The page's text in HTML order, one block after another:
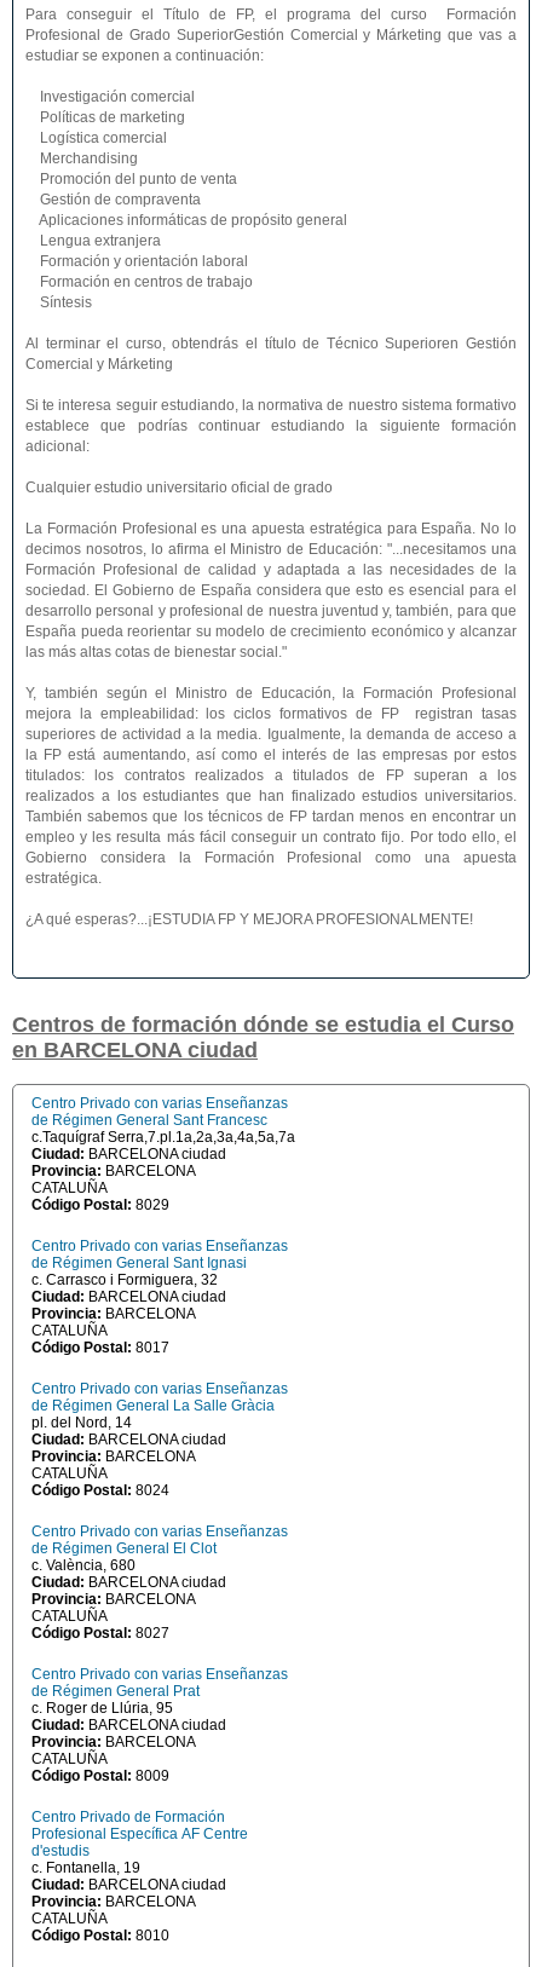
Para conseguir el Título de FP, el programa del curso Formación
Profesional de Grado SuperiorGestión Comercial y Márketing que vas a
estudiar se exponen a continuación:
Investigación comercial
Políticas de marketing
Logística comercial
Merchandising
Promoción del punto de venta
Gestión de compraventa
Aplicaciones informáticas de propósito general
Lengua extranjera
Formación y orientación laboral
Formación en centros de trabajo
Síntesis
Al terminar el curso, obtendrás el título de Técnico Superioren Gestión
Comercial y Márketing
Si te interesa seguir estudiando, la normativa de nuestro sistema formativo
establece que podrías continuar estudiando la siguiente formación
adicional:
Cualquier estudio universitario oficial de grado
La Formación Profesional es una apuesta estratégica para España. No lo
decimos nosotros, lo afirma el Ministro de Educación: "...necesitamos una
Formación Profesional de calidad y adaptada a las necesidades de la
sociedad. El Gobierno de España considera que esto es esencial para el
desarrollo personal y profesional de nuestra juventud y, también, para que
España pueda reorientar su modelo de crecimiento económico y alcanzar
las más altas cotas de bienestar social."
Y, también según el Ministro de Educación, la Formación Profesional
mejora la empleabilidad: los ciclos formativos de FP registran tasas
superiores de actividad a la media. Igualmente, la demanda de acceso a
la FP está aumentando, así como el interés de las empresas por estos
titulados: los contratos realizados a titulados de FP superan a los
realizados a los estudiantes que han finalizado estudios universitarios.
También sabemos que los técnicos de FP tardan menos en encontrar un
empleo y les resulta más fácil conseguir un contrato fijo. Por todo ello, el
Gobierno considera la Formación Profesional como una apuesta
estratégica.
¿A qué esperas?...¡ESTUDIA FP Y MEJORA PROFESIONALMENTE!
Centros de formación dónde se estudia el Curso
en BARCELONA ciudad
Centro Privado con varias Enseñanzas
de Régimen General Sant Francesc
c.Taquígraf Serra,7.pl.1a,2a,3a,4a,5a,7a
Ciudad: BARCELONA ciudad
Provincia: BARCELONA
CATALUÑA
Código Postal: 8029
Centro Privado con varias Enseñanzas
de Régimen General Sant Ignasi
c. Carrasco i Formiguera, 32
Ciudad: BARCELONA ciudad
Provincia: BARCELONA
CATALUÑA
Código Postal: 8017
Centro Privado con varias Enseñanzas
de Régimen General La Salle Gràcia
pl. del Nord, 14
Ciudad: BARCELONA ciudad
Provincia: BARCELONA
CATALUÑA
Código Postal: 8024
Centro Privado con varias Enseñanzas
de Régimen General El Clot
c. València, 680
Ciudad: BARCELONA ciudad
Provincia: BARCELONA
CATALUÑA
Código Postal: 8027
Centro Privado con varias Enseñanzas
de Régimen General Prat
c. Roger de Llúria, 95
Ciudad: BARCELONA ciudad
Provincia: BARCELONA
CATALUÑA
Código Postal: 8009
Centro Privado de Formación
Profesional Específica AF Centre
d'estudis
c. Fontanella, 19
Ciudad: BARCELONA ciudad
Provincia: BARCELONA
CATALUÑA
Código Postal: 8010